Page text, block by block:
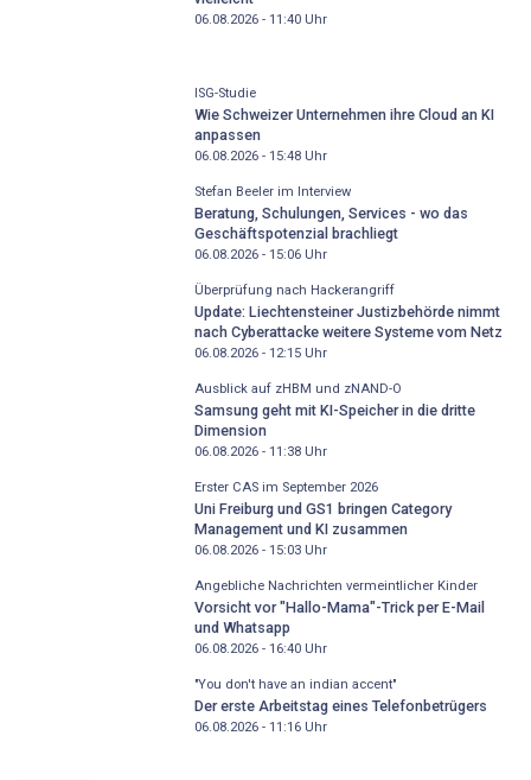
06.08.2026 - 11:40Uhr
ISG-Studie
Wie Schweizer Unternehmen ihre Cloud an KI
anpassen
06.08.2026 - 15:48Uhr
Stefan Beeler im Interview
Beratung, Schulungen, Services - wo das
Geschäftspotenzial brachliegt
06.08.2026 - 15:06Uhr
Überprüfung nach Hackerangriff
Update: Liechtensteiner Justizbehörde nimmt
nach Cyberattacke weitere Systeme vom Netz
06.08.2026 - 12:15Uhr
Ausblick auf zHBM und zNAND-O
Samsung geht mit KI-Speicher in die dritte
Dimension
06.08.2026 - 11:38Uhr
Erster CAS im September 2026
Uni Freiburg und GS1 bringen Category
Management und KI zusammen
06.08.2026 - 15:03Uhr
Angebliche Nachrichten vermeintlicher Kinder
Vorsicht vor "Hallo-Mama"-Trick per E-Mail
und Whatsapp
06.08.2026 - 16:40Uhr
"You don't have an indian accent"
Der erste Arbeitstag eines Telefonbetrügers
06.08.2026 - 11:16Uhr